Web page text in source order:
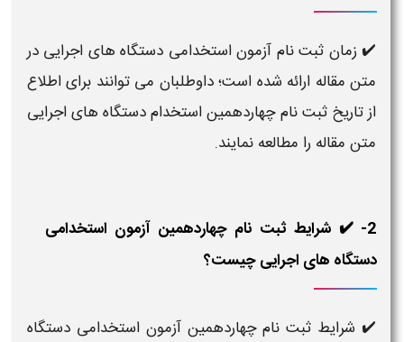
✔️ زمان ثبت نام آزمون استخدامی دستگاه های اجرایی در
متن مقاله ارائه شده است؛ داوطلبان می توانند برای اطلاع
از تاریخ ثبت نام چهاردهمین استخدام دستگاه های اجرایی
متن مقاله را مطالعه نمایند.
2- ✔️ شرایط ثبت نام چهاردهمین آزمون استخدامی
دستگاه های اجرایی چیست؟
✔️ شرایط ثبت نام چهاردهمین آزمون استخدامی دستگاه